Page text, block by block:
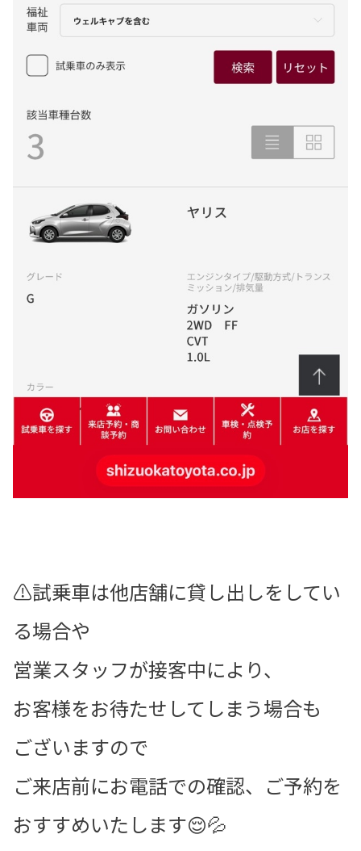
⚠️試乗車は他店舗に貸し出しをしてい
る場合や
営業スタッフが接客中により、
お客様をお待たせしてしまう場合も
ございますので
ご来店前にお電話での確認、ご予約を
おすすめいたします😌💦